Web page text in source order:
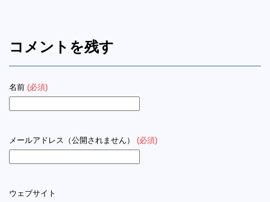
コメントを残す
名前 (必須)
メールアドレス（公開されません） (必須)
ウェブサイト